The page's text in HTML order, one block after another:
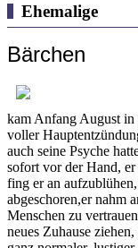
Ehemalige
Bärchen
kam Anfang August in
voller
auch seine Psyche
sofort vor der Hand,
fing er an
abgeschoren,er nahm
Menschen zu
neues Zuhause